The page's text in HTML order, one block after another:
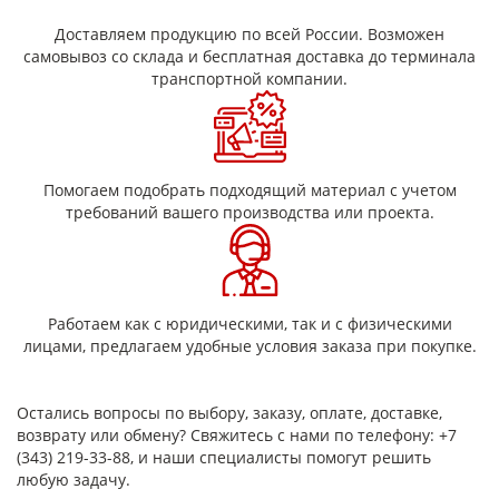
Электроника: Используются как диэлектрики в
печатных платах, изоляционных материалах для
проводов и кабелей, стабилен в широком диапазоне
Авиация и космонавтика: Применяются в
теплоизоляции, защитных покрытиях и компонентах,
работающих в условиях высоких температур.
Медицинские устройства: Используются в
производстве медицинских инструментов и
имплантатов благодаря своей биосовместимости.
Автомобильная промышленность: Применяются в
системах управления температурой и в качестве
изоляционных материалов.
Также, такого рода ленты могут применяться для защиты
Некоторые технологические процессы при производстве
печатных плат требуют использования специальных
маскирующих термостойких лент.
Доставляем продукцию по всей России. Возможен
самовывоз со склада и бесплатная доставка до терминала
транспортной компании.
Помогаем подобрать подходящий материал с учетом
требований вашего производства или проекта.
Работаем как с юридическими, так и с физическими
лицами, предлагаем удобные условия заказа при покупке.
Остались вопросы по выбору, заказу, оплате, доставке,
возврату или обмену? Свяжитесь с нами по телефону: +7
(343) 219-33-88, и наши специалисты помогут решить
любую задачу.